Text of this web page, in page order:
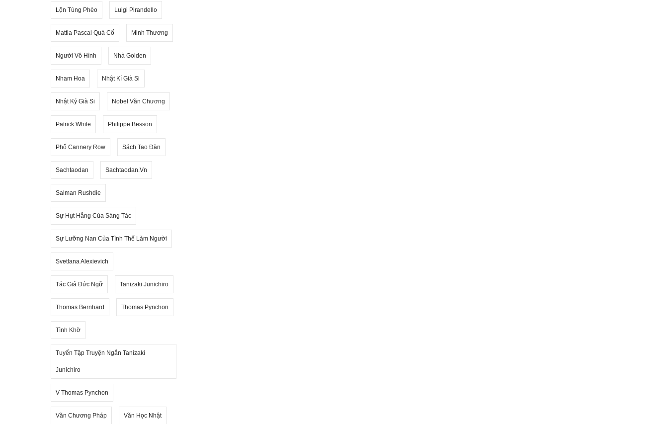
Lộn Tùng Phèo Luigi Pirandello
Mattia Pascal Quá Cố Minh Thương
Người Vô Hình Nhà Golden
Nham Hoa Nhật Kí Già Si
Nhật Ký Già Si Nobel Văn Chương
Patrick White Philippe Besson
Phố Cannery Row Sách Tao Đàn
Sachtaodan Sachtaodan.vn
Salman Rushdie
Sự Hụt Hẫng Của Sáng Tác
Sự Lưỡng Nan Của Tình Thế Làm Người
Svetlana Alexievich
Tác Giả Đức Ngữ Tanizaki Junichiro
Thomas Bernhard Thomas Pynchon
Tình Khờ
Tuyển Tập Truyện Ngắn Tanizaki
Junichiro
V Thomas Pynchon
Văn Chương Pháp Văn Học Nhật